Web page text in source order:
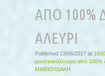
ΑΠΟ 100%
ΑΛΕΥΡΙ
Published 13/06/2017 at
μουστοκούλουρο από 100%
ΜΑΘΙΟΥΔΑΚΗ